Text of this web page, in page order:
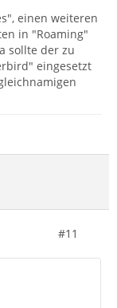
einen weiteren
in "Roaming"
sollte der zu
eingesetzt
#11